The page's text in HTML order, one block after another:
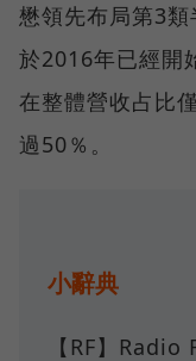
懋領先布局第3
於2016年已經開
在整體營收占比
過50％。
小辭典
【RF】